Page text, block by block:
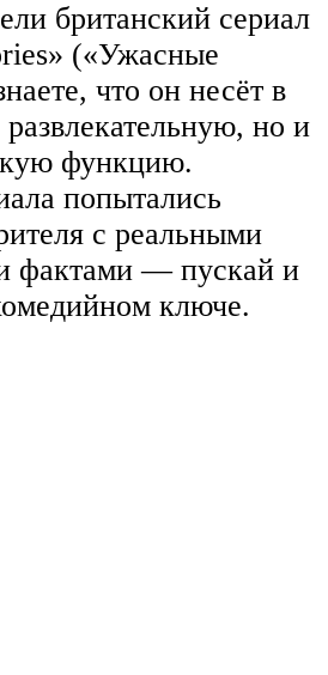
британский сериал
(«Ужасные
что он несёт в
развлекательную, но и
функцию.
попытались
с реальными
фактами — пускай и
ключе.